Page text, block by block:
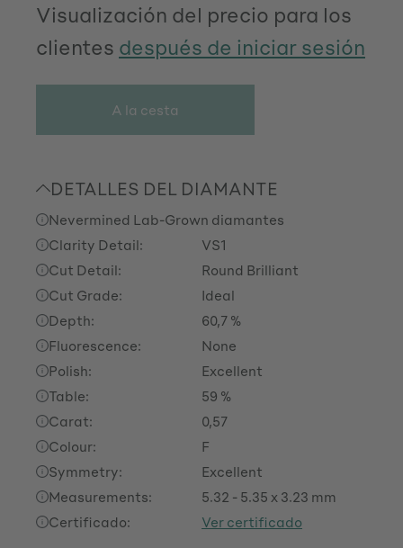
Visualización del precio para los
clientes después de iniciar sesión
A la cesta
DETALLES DEL DIAMANTE
Nevermined Lab-Grown diamantes
Clarity Detail:
VS1
Cut Detail:
Round Brilliant
Cut Grade:
Ideal
Depth:
60,7 %
Fluorescence:
None
Polish:
Excellent
Table:
59 %
Carat:
0,57
Colour:
F
Symmetry:
Excellent
Measurements:
5.32 - 5.35 x 3.23 mm
Certificado:
Ver certificado